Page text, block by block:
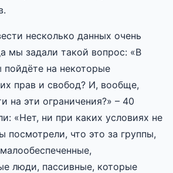
несколько данных очень
мы задали такой вопрос: «В
пойдёте на некоторые
прав и свобод? И, вообще,
на эти ограничения?» – 40
«Нет, ни при каких условиях не
посмотрели, что это за группы,
люди, пассивные, которые